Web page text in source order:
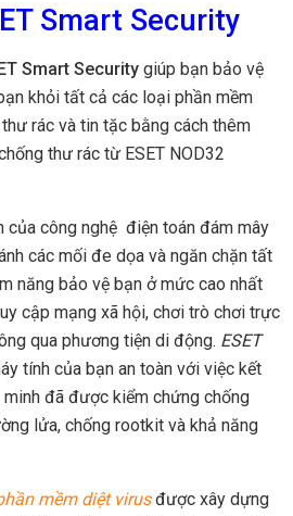
Smart Security
Smart Security giúp bạn bảo vệ
khỏi tất cả các loại phần mềm
rác và tin tặc bằng cách thêm
thư rác từ ESET NOD32
của công nghệ điện toán đám mây
các mối đe dọa và ngăn chặn tất
năng bảo vệ bạn ở mức cao nhất
cập mạng xã hội, chơi trò chơi trực
qua phương tiện di động. ESET
tính của bạn an toàn với việc kết
đã được kiểm chứng chống
lửa, chống rootkit và khả năng
mềm diệt virusđược xây dựng